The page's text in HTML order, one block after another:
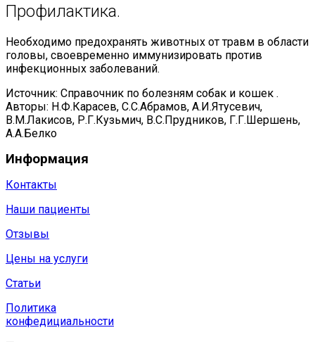
Профилактика.
Необходимо предохранять животных от травм в области
головы, своевременно иммунизировать против
инфекционных заболеваний.
Источник: Справочник по болезням собак и кошек .
Авторы: Н.Ф.Карасев, С.С.Абрамов, А.И.Ятусевич,
В.М.Лакисов, Р.Г.Кузьмич, В.С.Прудников, Г.Г.Шершень,
А.А.Белко
Информация
Контакты
Наши пациенты
Отзывы
Цены на услуги
Статьи
Политика
конфедициальности